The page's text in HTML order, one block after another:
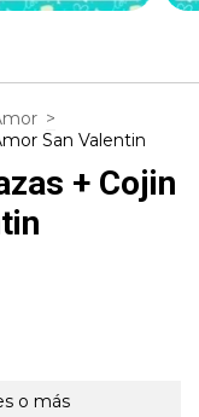
>
San Valentin
+ Cojin
o más